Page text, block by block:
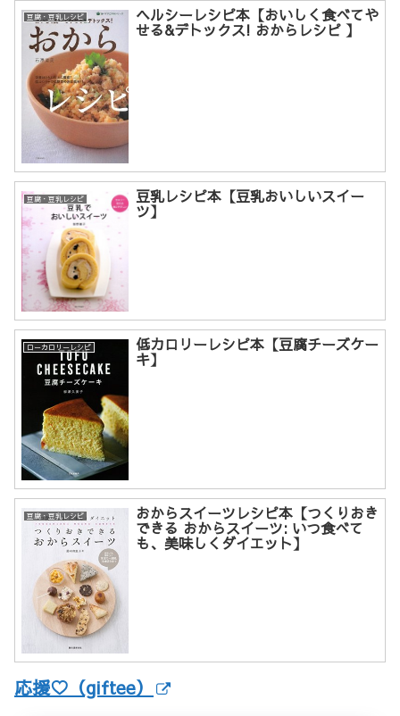
豆腐・豆乳レシピ ヘルシーレシピ本【おいしく食べてや
せる&デトックス! おからレシピ 】
豆腐・豆乳レシピ 豆乳レシピ本【豆乳おいしいスイー
ツ】
ローカロリーレシピ 低カロリーレシピ本【豆腐チーズケー
キ】
豆腐・豆乳レシピ おからスイーツレシピ本【つくりおき
できる おからスイーツ: いつ食べて
も、美味しくダイエット】
応援♡（giftee）